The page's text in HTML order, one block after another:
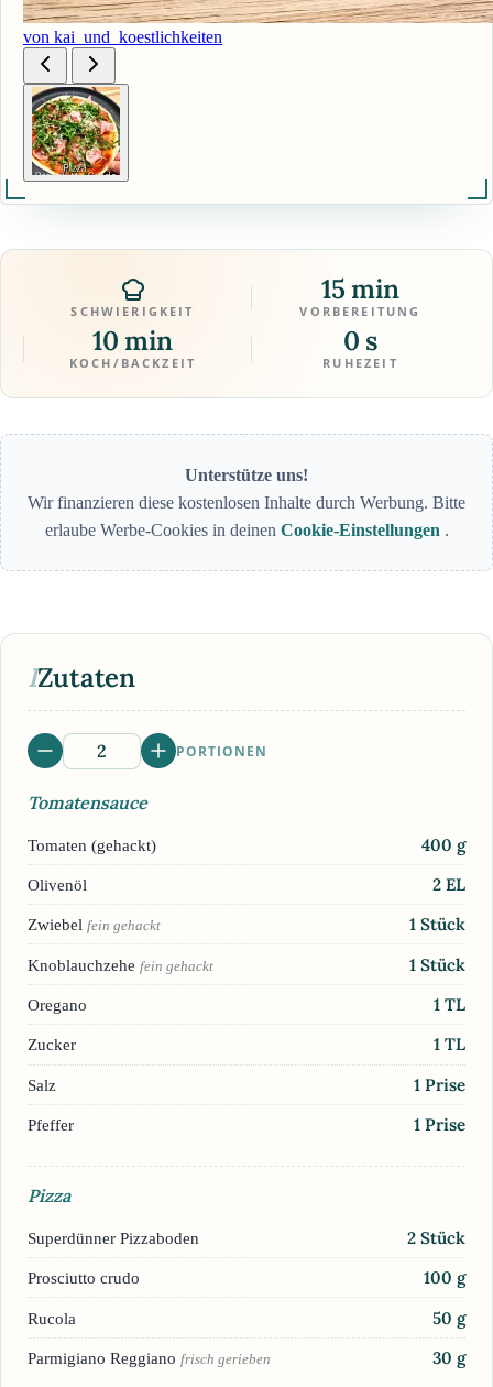
von kai_und_koestlichkeiten
SCHWIERIGKEIT
15 min
VORBEREITUNG
10 min
KOCH/BACKZEIT
0 s
RUHEZEIT
Unterstütze uns!
Wir finanzieren diese kostenlosen Inhalte durch Werbung. Bitte
erlaube Werbe-Cookies in deinen Cookie-Einstellungen .
IZutaten
PORTIONEN
Tomatensauce
Tomaten (gehackt) 400 g
Olivenöl 2 EL
Zwiebel fein gehackt 1 Stück
Knoblauchzehe fein gehackt 1 Stück
Oregano 1 TL
Zucker 1 TL
Salz 1 Prise
Pfeffer 1 Prise
Pizza
Superdünner Pizzaboden 2 Stück
Prosciutto crudo 100 g
Rucola 50 g
Parmigiano Reggiano frisch gerieben 30 g